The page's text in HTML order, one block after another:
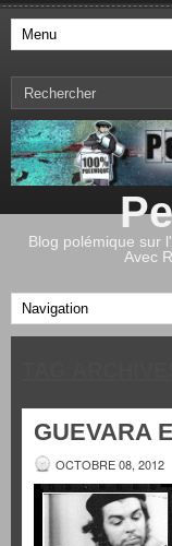
Blog polémique sur
Avec
GUEVARA
OCTOBRE 08, 2012